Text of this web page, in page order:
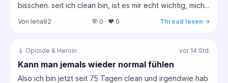
bisschen. seit ich clean bin, ist es mir echt wichtig, mich...
Von lena92 💬 0 · ❤️ 0 Thread lesen →
💉 Opioide & Heroin vor 14 Std.
Kann man jemals wieder normal fühlen
Also ich bin jetzt seit 75 Tagen clean und irgendwie hab